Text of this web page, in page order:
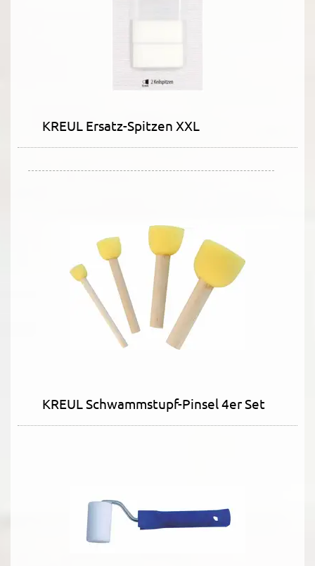
KREUL Ersatz-Spitzen XXL
KREUL Schwammstupf-Pinsel 4er Set